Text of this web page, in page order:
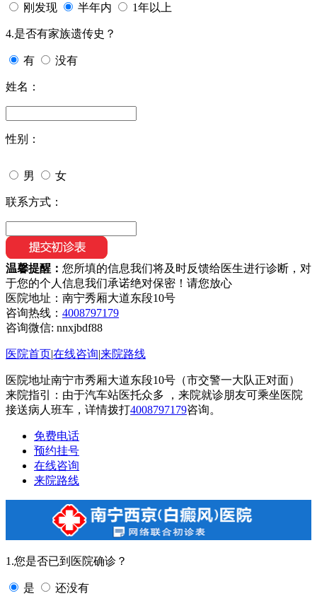
刚发现 半年内 1年以上
4.是否有家族遗传史？
有 没有
姓名：
性别：
男 女
联系方式：
温馨提醒： 您所填的信息我们将及时反馈给医生进行诊断，对
于您的个人信息我们承诺绝对保密！请您放心
医院地址：南宁秀厢大道东段10号
咨询热线： 4008797179
咨询微信: nnxjbdf88
医院首页|在线咨询|来院路线
医院地址南宁市秀厢大道东段10号（市交警一大队正对面）
来院指引：由于汽车站医托众多 ，来院就诊朋友可乘坐医院
接送病人班车，详情拨打4008797179咨询。
免费电话
预约挂号
在线咨询
来院路线
1.您是否已到医院确诊？
是 还没有